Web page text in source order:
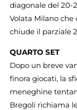
diagonale del 20-
Volata Milano
chiude il parziale
QUARTO SET
Dopo un breve
finora giocati, la
meneghine
Bregoli richiama